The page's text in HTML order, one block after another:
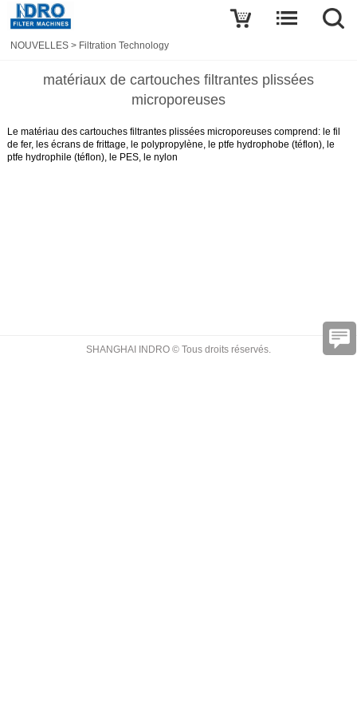
NOUVELLES > Filtration Technology
matériaux de cartouches filtrantes plissées
microporeuses
Le matériau des cartouches filtrantes plissées microporeuses comprend: le fil
de fer, les écrans de frittage, le polypropylène, le ptfe hydrophobe (téflon), le
ptfe hydrophile (téflon), le PES, le nylon
SHANGHAI INDRO © Tous droits réservés.